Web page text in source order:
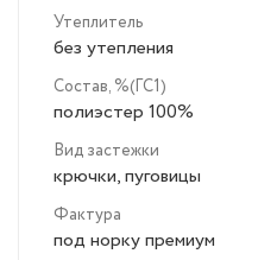
Утеплитель
без утепления
Состав, %(ГС1)
полиэстер 100%
Вид застежки
крючки, пуговицы
Фактура
под норку премиум